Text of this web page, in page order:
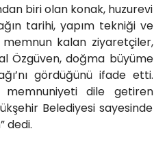
biri olan konak, huzurevi
tarihi, yapım tekniği ve
kalan ziyaretçiler,
Özgüven, doğma büyüme
gördüğünü ifade etti.
memnuniyeti dile getiren
Belediyesi sayesinde
dedi.